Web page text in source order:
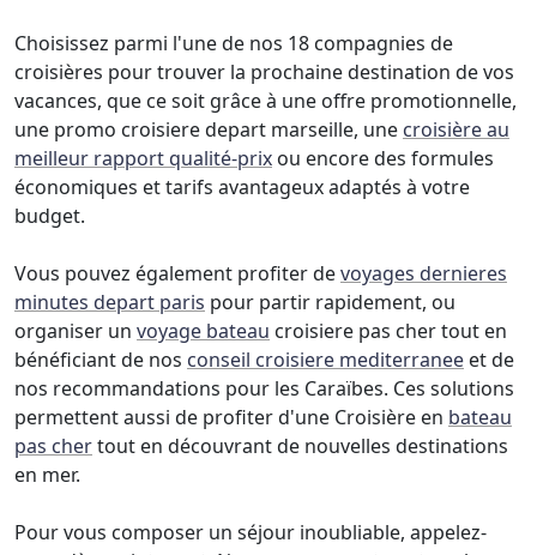
Choisissez parmi l'une de nos 18 compagnies de
croisières pour trouver la prochaine destination de vos
vacances, que ce soit grâce à une offre promotionnelle,
une promo croisiere depart marseille, une croisière au
meilleur rapport qualité-prix ou encore des formules
économiques et tarifs avantageux adaptés à votre
budget.
Vous pouvez également profiter devoyages dernieres
minutes depart paris pour partir rapidement, ou
organiser un voyage bateau croisiere pas cher tout en
bénéficiant de nos conseil croisiere mediterranee et de
nos recommandations pour les Caraïbes. Ces solutions
permettent aussi de profiter d'une Croisière en bateau
pas chertout en découvrant de nouvelles destinations
en mer.
Pour vous composer un séjour inoubliable, appelez-